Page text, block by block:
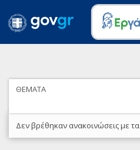
ΘΕΜΑΤΑ
Δεν βρέθηκαν ανακοινώσεις με τα